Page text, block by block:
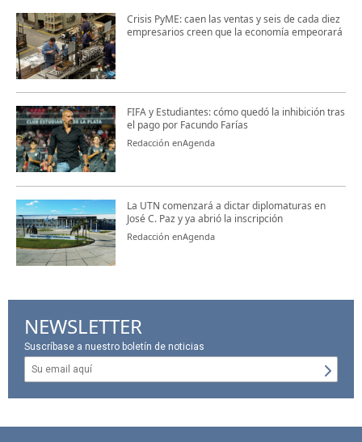
Crisis PyME: caen las ventas y seis de cada diez
empresarios creen que la economía empeorará
FIFA y Estudiantes: cómo quedó la inhibición tras
el pago por Facundo Farías
Redacción enAgenda
La UTN comenzará a dictar diplomaturas en
José C. Paz y ya abrió la inscripción
Redacción enAgenda
NEWSLETTER
Suscríbase a nuestro boletín de noticias